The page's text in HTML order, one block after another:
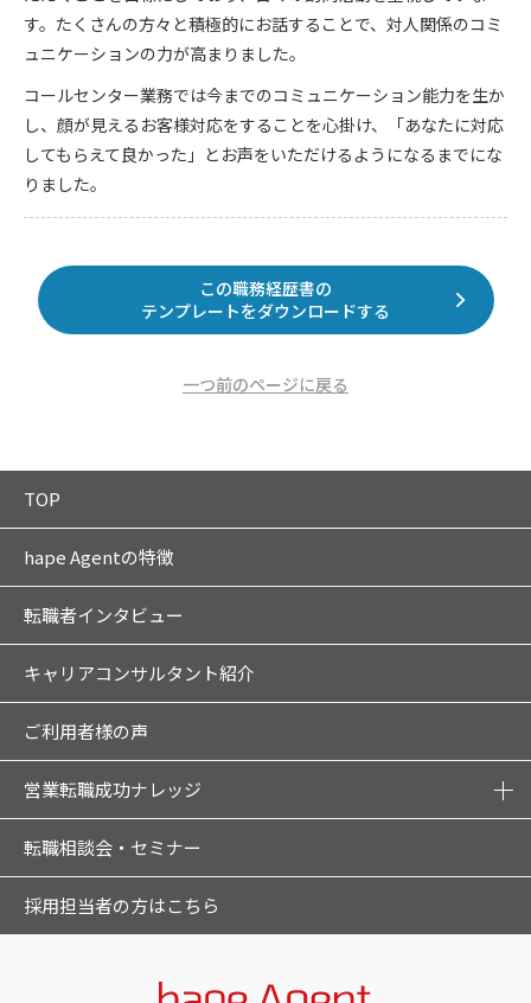
す。たくさんの方々と積極的にお話することで、対人関係のコミ
ュニケーションの力が高まりました。
コールセンター業務では今までのコミュニケーション能力を生か
し、顔が見えるお客様対応をすることを心掛け、「あなたに対応
してもらえて良かった」とお声をいただけるようになるまでにな
りました。
この職務経歴書の
テンプレートをダウンロードする
一つ前のページに戻る
TOP
hape Agentの特徴
転職者インタビュー
キャリアコンサルタント紹介
ご利用者様の声
営業転職成功ナレッジ
転職相談会・セミナー
採用担当者の方はこちら